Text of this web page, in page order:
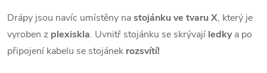
Drápy jsou navíc umístěny nastojánku ve tvaru X, který je
vyroben z plexiskla. Uvnitř stojánku se skrývají ledkya po
připojení kabelu se stojánek rozsvítí!